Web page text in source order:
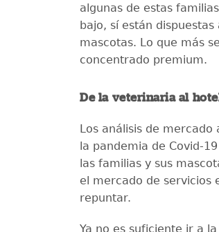
algunas de estas
bajo, sí están
mascotas. Lo que más
concentrado premium.
De la veterinaria al
Los análisis de
la pandemia de Covid-
las familias y sus
el mercado de servicios
repuntar.
Ya no es suficiente ir a